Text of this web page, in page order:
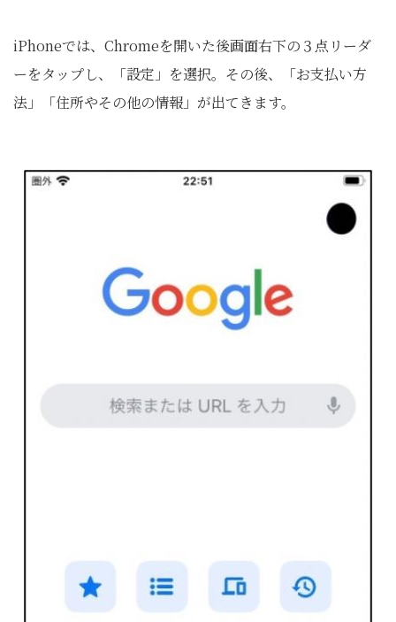
iPhoneでは、Chromeを開いた後画面右下の３点リーダ
ーをタップし、「設定」を選択。その後、「お支払い方
法」「住所やその他の情報」が出てきます。